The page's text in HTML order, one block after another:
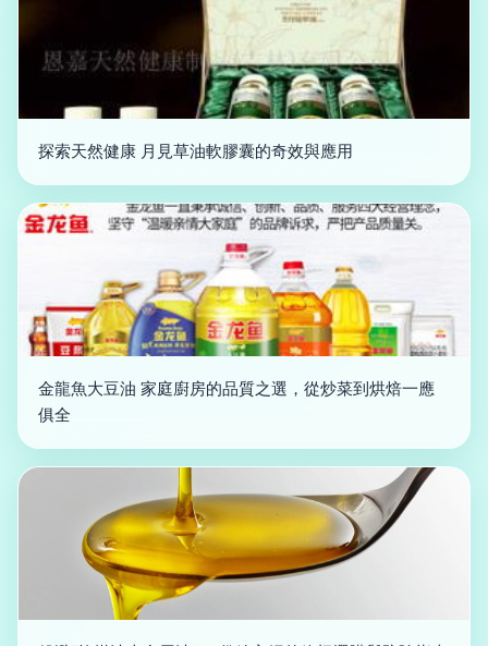
探索天然健康 月見草油軟膠囊的奇效與應用
金龍魚大豆油 家庭廚房的品質之選，從炒菜到烘焙一應
俱全